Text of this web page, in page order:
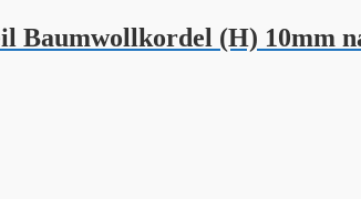
Baumwollkordel (H) 10mm